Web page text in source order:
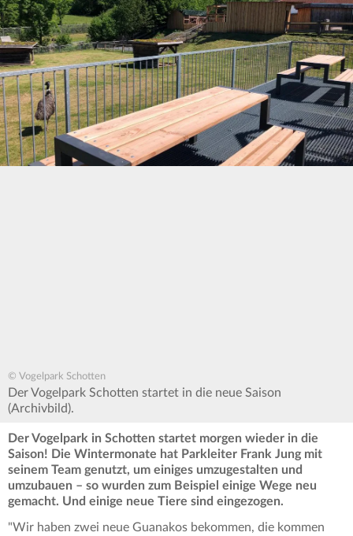
© Vogelpark Schotten
Der Vogelpark Schotten startet in die neue Saison
(Archivbild).
Der Vogelpark in Schotten startet morgen wieder in die
Saison! Die Wintermonate hat Parkleiter Frank Jung mit
seinem Team genutzt, um einiges umzugestalten und
umzubauen – so wurden zum Beispiel einige Wege neu
gemacht. Und einige neue Tiere sind eingezogen.
"Wir haben zwei neue Guanakos bekommen, die kommen